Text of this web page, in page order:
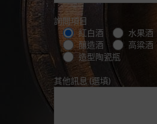
詢問項目
紅白酒
水果酒
釀造酒
高粱酒
造型陶瓷瓶
其他訊息 (選填)